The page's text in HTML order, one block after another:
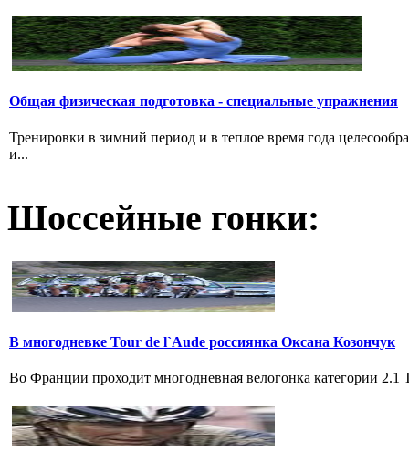
Общая физическая подготовка - специальные упражнения
Тренировки в зимний период и в теплое время года
и...
Шоссейные гонки:
В многодневке Tour de l`Aude россиянка Оксана Козончук
Во Франции проходит многодневная велогонка категории